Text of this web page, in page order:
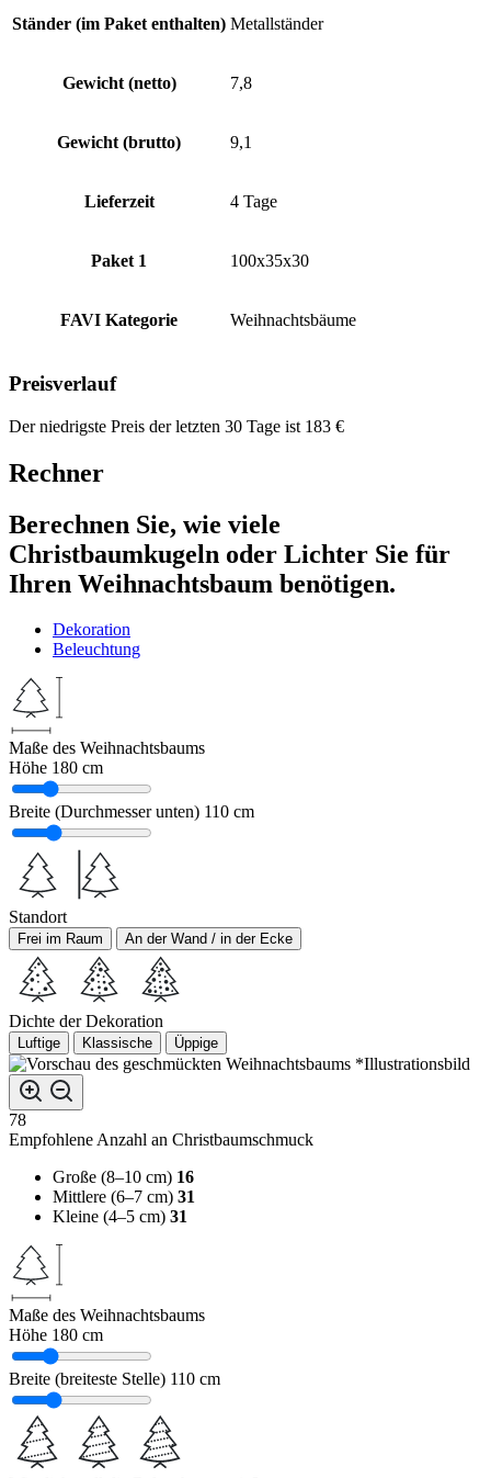
Ständer (im Paket enthalten) Metallständer
Gewicht (netto) 7,8
Gewicht (brutto) 9,1
Lieferzeit 4 Tage
Paket 1 100x35x30
FAVI Kategorie Weihnachtsbäume
Preisverlauf
Der niedrigste Preis der letzten 30 Tage ist 183 €
Rechner
Berechnen Sie, wie viele
Christbaumkugeln oder Lichter Sie für
Ihren Weihnachtsbaum benötigen.
Dekoration
Beleuchtung
Maße des Weihnachtsbaums
Höhe 180 cm
Breite (Durchmesser unten) 110 cm
Standort
Frei im Raum An der Wand / in der Ecke
Dichte der Dekoration
Luftige Klassische Üppige
*Illustrationsbild
78
Empfohlene Anzahl an Christbaumschmuck
Große (8–10 cm) 16
Mittlere (6–7 cm) 31
Kleine (4–5 cm) 31
Maße des Weihnachtsbaums
Höhe 180 cm
Breite (breiteste Stelle) 110 cm